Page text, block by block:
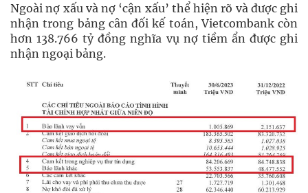
Ngoài nợ xấu và nợ ‘cận xấu’ thể hiện rõ và được ghi
nhận trong bảng cân đối kế toán, Vietcombank còn
hơn 138.766 tỷ đồng nghĩa vụ nợ tiềm ẩn được ghi
nhận ngoại bảng.